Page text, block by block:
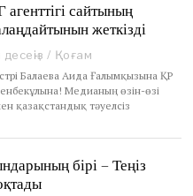
r
y
сайтының
жеткізді
/ Қоғам
Балаева Аида Ғалымқызына ҚР
Медианың өзін-өзі
қазақстандық тәуелсіз
бірі – Теңіз